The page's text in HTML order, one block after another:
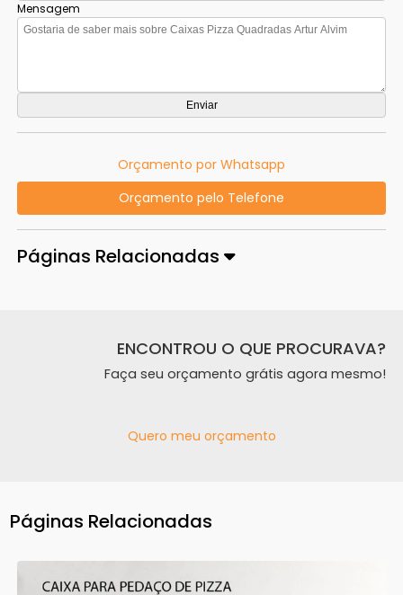
Mensagem
Orçamento por Whatsapp
Orçamento pelo Telefone
Páginas Relacionadas
ENCONTROU O QUE PROCURAVA?
Faça seu orçamento grátis agora mesmo!
Quero meu orçamento
Páginas Relacionadas